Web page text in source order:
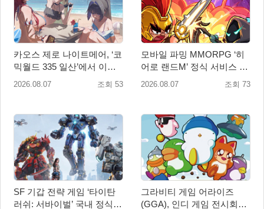
카오스 제로 나이트메어, ‘코
믹월드 335 일산’에서 이용
자 소통 예고
2026.08.07 조회 53
모바일 파밍 MMORPG ‘히
어로 랜드M’ 정식 서비스 돌
입
2026.08.07 조회 73
SF 기갑 전략 게임 ‘타이탄
러쉬: 서바이벌’ 국내 정식
그라비티 게임 어라이즈
(GGA), 인디 게임 전시회